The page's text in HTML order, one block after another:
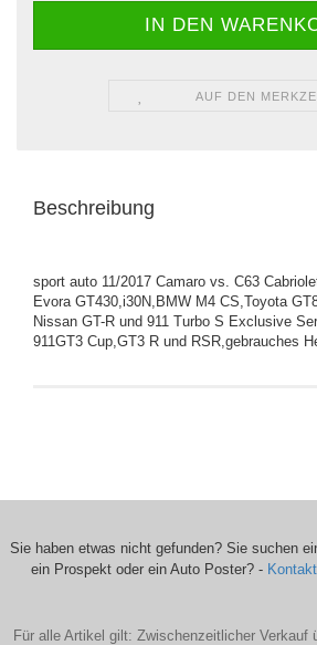
AUF DEN
Beschreibung
sport auto 11/2017 Camaro vs. C63
Evora GT430,i30N,BMW M4 CS,Toyota
Nissan GT-R und 911 Turbo S Exclusive
911GT3 Cup,GT3 R und RSR,gebrauches
Sie haben etwas nicht gefunden? Sie suchen
ein Prospekt oder ein Auto Poster? -
Für alle Artikel gilt: Zwischenzeitlicher Verkauf